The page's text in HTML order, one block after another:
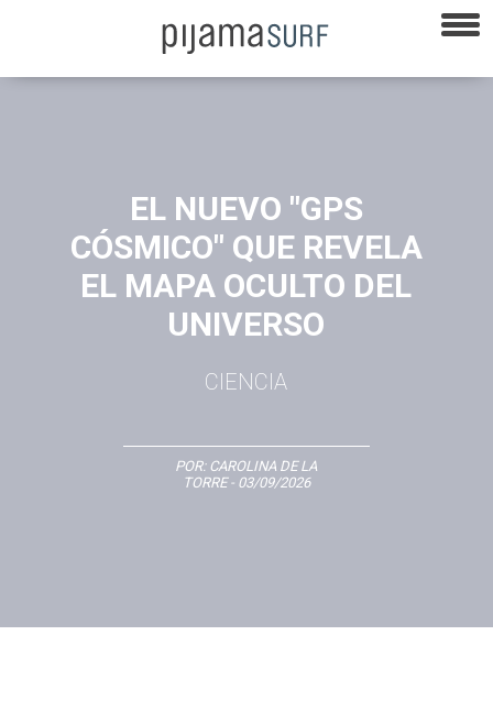
EL NUEVO "GPS
CÓSMICO" QUE REVELA
EL MAPA OCULTO DEL
UNIVERSO
CIENCIA
POR: CAROLINA DE LA
TORRE- 03/09/2026